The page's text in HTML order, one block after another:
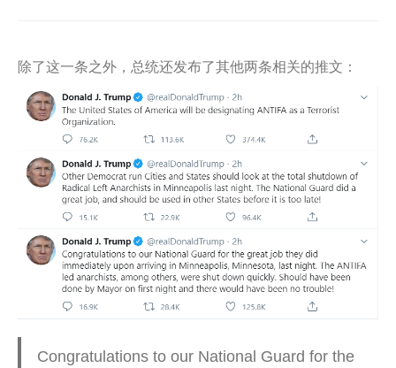
除了这一条之外，总统还发布了其他两条相关的推文：
Congratulations to our National Guard for the